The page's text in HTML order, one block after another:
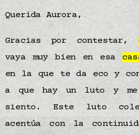
Querida Aurora,
Gracias por contestar,
vaya muy bien en esa
en la que te da eco y
a que hay un luto y
siento. Este luto
acentúa con la